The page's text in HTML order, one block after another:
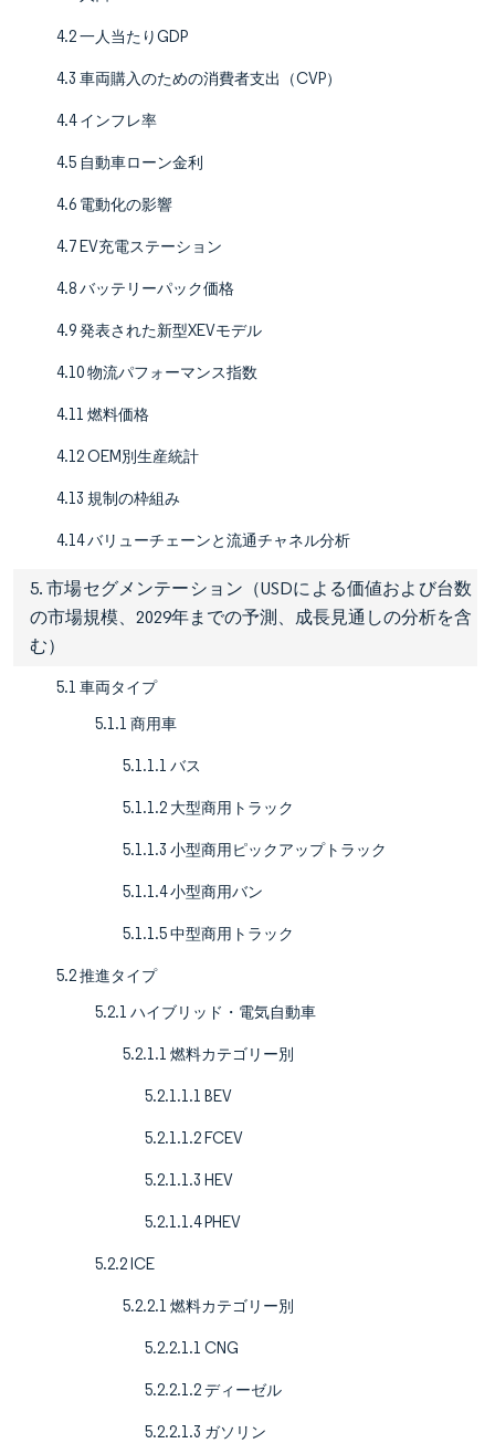
4.2 一人当たりGDP
4.3 車両購入のための消費者支出（CVP）
4.4 インフレ率
4.5 自動車ローン金利
4.6 電動化の影響
4.7 EV充電ステーション
4.8 バッテリーパック価格
4.9 発表された新型XEVモデル
4.10 物流パフォーマンス指数
4.11 燃料価格
4.12 OEM別生産統計
4.13 規制の枠組み
4.14 バリューチェーンと流通チャネル分析
5. 市場セグメンテーション（USDによる価値および台数
の市場規模、2029年までの予測、成長見通しの分析を含
む）
5.1 車両タイプ
5.1.1 商用車
5.1.1.1 バス
5.1.1.2 大型商用トラック
5.1.1.3 小型商用ピックアップトラック
5.1.1.4 小型商用バン
5.1.1.5 中型商用トラック
5.2 推進タイプ
5.2.1 ハイブリッド・電気自動車
5.2.1.1 燃料カテゴリー別
5.2.1.1.1 BEV
5.2.1.1.2 FCEV
5.2.1.1.3 HEV
5.2.1.1.4 PHEV
5.2.2 ICE
5.2.2.1 燃料カテゴリー別
5.2.2.1.1 CNG
5.2.2.1.2 ディーゼル
5.2.2.1.3 ガソリン